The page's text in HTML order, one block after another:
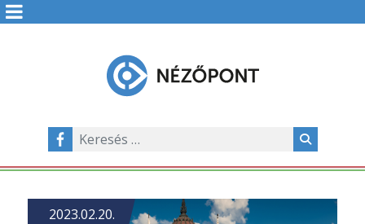
2023.02.20.